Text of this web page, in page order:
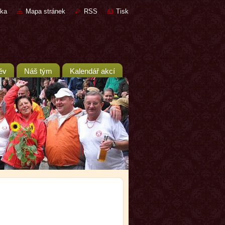
Mapa stránek RSS Tisk
Náš tým Kalendář akcí